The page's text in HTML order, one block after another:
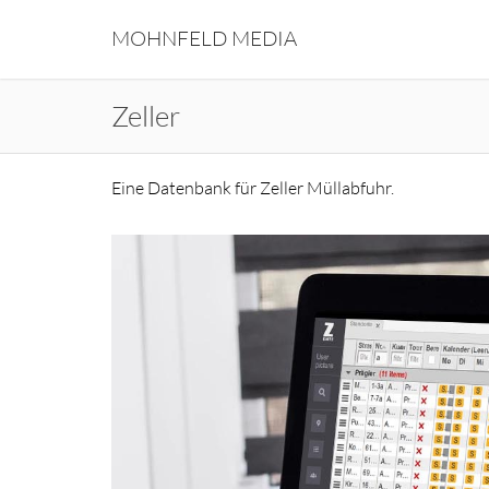
MOHNFELD MEDIA
Zeller
Eine Datenbank für Zeller Müllabfuhr.